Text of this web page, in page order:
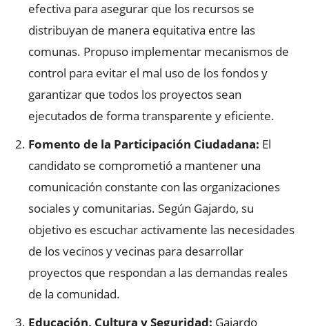
efectiva para asegurar que los recursos se
distribuyan de manera equitativa entre las
comunas. Propuso implementar mecanismos de
control para evitar el mal uso de los fondos y
garantizar que todos los proyectos sean
ejecutados de forma transparente y eficiente.
Fomento de la Participación Ciudadana: El
candidato se comprometió a mantener una
comunicación constante con las organizaciones
sociales y comunitarias. Según Gajardo, su
objetivo es escuchar activamente las necesidades
de los vecinos y vecinas para desarrollar
proyectos que respondan a las demandas reales
de la comunidad.
Educación, Cultura y Seguridad: Gajardo